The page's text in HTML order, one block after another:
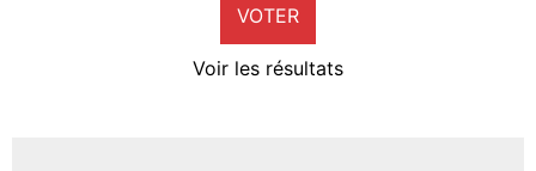
VOTER
Voir les résultats